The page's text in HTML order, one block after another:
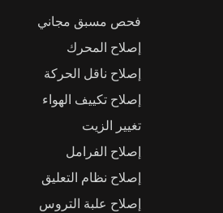
فحص مسبق مجاني
إصلاح المحرك
إصلاح ناقل الحركة
إصلاح تكييف الهواء
تغيير الزيت
إصلاح الفرامل
إصلاح نظام التعليق
إصلاح علبة التروس